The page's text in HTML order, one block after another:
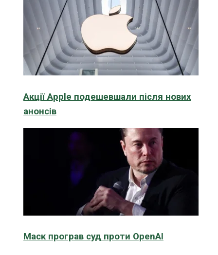
Акції Apple подешевшали після нових
анонсів
Маск програв суд проти OpenAI